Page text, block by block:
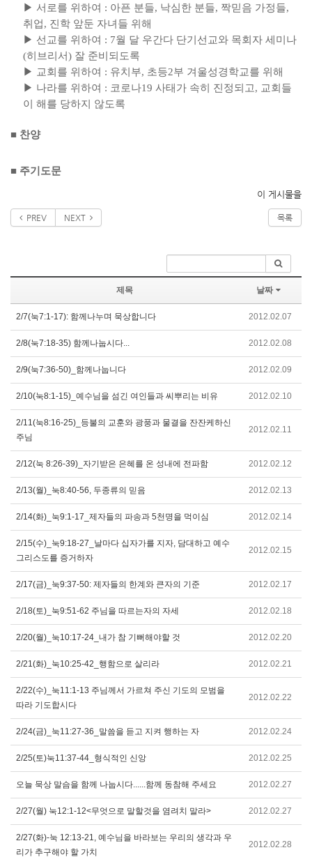
▶ 서로를 위하여 : 아픈 분들, 낙심한 분들, 짝믿음 가정들,
취업, 진학 앞둔 자녀들 위해
▶ 선교를 위하여 : 7월 달 우간다 단기선교와 목회자 세미나
(히브리서) 잘 준비되도록
▶ 교회를 위하여 : 유치부, 초등2부 겨울성경학교를 위해
▶ 나라를 위하여 : 코로나19 사태가 속히 진정되고, 교회들
이 해를 당하지 않도록
■ 찬양
■ 주기도문
이 게시물을
PREV NEXT 목록
제목 날짜
2/7(눅7:1-17): 함께나누며 묵상합니다 2012.02.07
2/8(눅7:18-35) 함께나눕시다... 2012.02.08
2/9(눅7:36-50)_함께나눕니다 2012.02.09
2/10(눅8:1-15)_예수님을 섬긴 여인들과 씨뿌리는 비유 2012.02.10
2/11(눅8:16-25)_등불의 교훈와 광풍과 물결을 잔잔케하신
주님
2012.02.11
2/12(눅 8:26-39)_자기받은 은혜를 온 성내에 전파함 2012.02.12
2/13(월)_눅8:40-56, 두종류의 믿음 2012.02.13
2/14(화)_눅9:1-17_제자들의 파송과 5천명을 먹이심 2012.02.14
2/15(수)_눅9:18-27_날마다 십자가를 지자, 담대하고 예수
그리스도를 증거하자
2012.02.15
2/17(금)_눅9:37-50: 제자들의 한계와 큰자의 기준 2012.02.17
2/18(토)_눅9:51-62 주님을 따르는자의 자세 2012.02.18
2/20(월)_눅10:17-24_내가 참 기뻐해야할 것 2012.02.20
2/21(화)_눅10:25-42_행함으로 살리라 2012.02.21
2/22(수)_눅11:1-13 주님께서 가르쳐 주신 기도의 모범을
따라 기도합시다
2012.02.22
2/24(금)_눅11:27-36_말씀을 듣고 지켜 행하는 자 2012.02.24
2/25(토)눅11:37-44_형식적인 신앙 2012.02.25
오늘 묵상 말슴을 함께 나눕시다......함께 동참해 주세요 2012.02.27
2/27(월) 눅12:1-12<무엇으로 말할것을 염려치 말라> 2012.02.27
2/27(화)-눅 12:13-21, 예수님을 바라보는 우리의 생각과 우
리가 추구해야 할 가치
2012.02.28